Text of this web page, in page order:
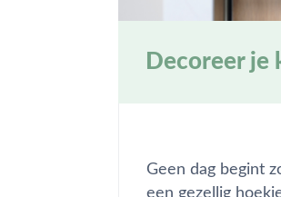
Decoreer je
Geen dag begint
een gezellig